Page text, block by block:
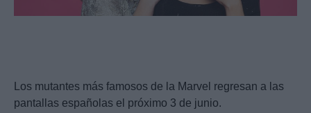
Los mutantes más famosos de la Marvel regresan a las
pantallas españolas el próximo 3 de junio.